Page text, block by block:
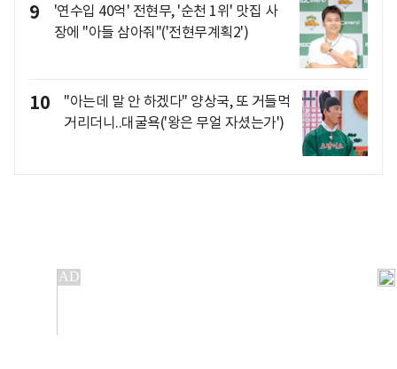
9
'연수입 40억' 전현무, '순천 1위' 맛집 사
장에 "아들 삼아줘"('전현무계획2')
10
"아는데 말 안 하겠다" 양상국, 또 거들먹
거리더니..대굴욕('왕은 무얼 자셨는가')